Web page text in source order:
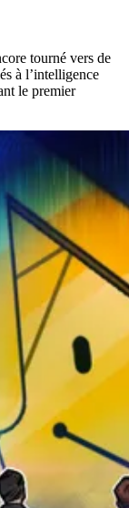
tourné vers de
à l’intelligence
le premier